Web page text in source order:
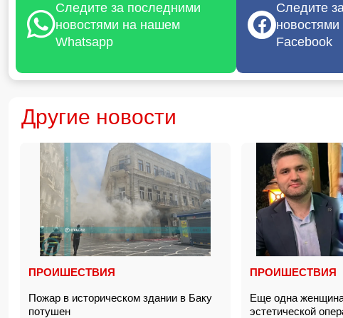
Следите за последними
новостями на нашем
Whatsapp
Следите
Facebook
Другие новости
ПРОИШЕСТВИЯ
Пожар в историческом здании в Баку
потушен
ПРОИШЕСТВИЯ
Еще одна
эстетической